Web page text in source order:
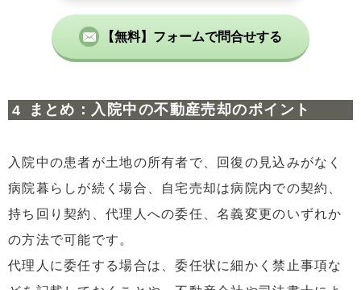
【無料】フォームで問合せする
まとめ：入院中の不動産売却のポイント
入院中の患者が土地の所有者で、回復の見込みがなく
病院暮らしが続く場合、自宅売却は病院内での契約、
持ち回り契約、代理人への委任、名義変更のいずれか
の方法で可能です。
代理人に委任する場合は、委任状に細かく禁止事項な